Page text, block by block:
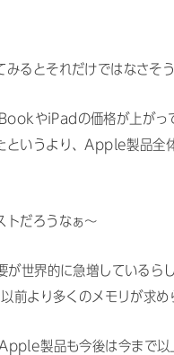
るとそれだけではなさそう
やiPadの価格が上がっ
というより、Apple製品全
トだろうなぁ〜
世界的に急増しているらし
より多くのメモリが求め
製品も今後は今まで以